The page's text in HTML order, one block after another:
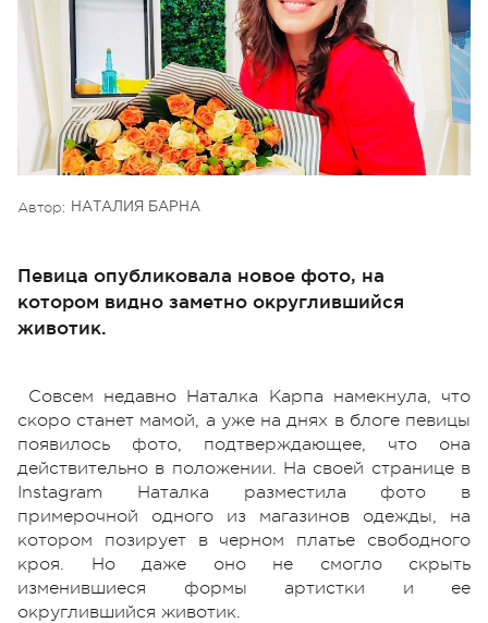
Автор: НАТАЛИЯ БАРНА
Певица опубликовала новое фото, на
котором видно заметно округлившийся
животик.
Совсем недавно Наталка Карпа намекнула, что
скоро станет мамой, а уже на днях в блоге певицы
появилось фото, подтверждающее, что она
действительно в положении. На своей странице в
Instagram Наталка разместила фото в
примерочной одного из магазинов одежды, на
котором позирует в черном платье свободного
кроя. Но даже оно не смогло скрыть
изменившиеся формы артистки и ее
округлившийся животик.